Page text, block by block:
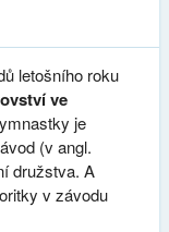
letošního roku
ve
je
(v angl.
družstva. A
v závodu